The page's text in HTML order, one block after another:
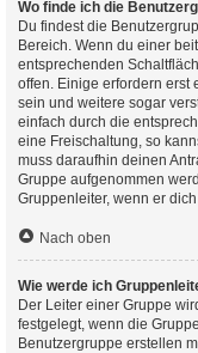
Wo finde ich die
Du findest die
Bereich. Wenn du einer
entsprechenden
offen. Einige erfordern erst
sein und weitere sogar
einfach durch die
eine Freischaltung, so
muss daraufhin deinen
Gruppe aufgenommen
Gruppenleiter, wenn er
Nach oben
Wie werde ich
Der Leiter einer Gruppe
festgelegt, wenn die
Benutzergruppe erstellen